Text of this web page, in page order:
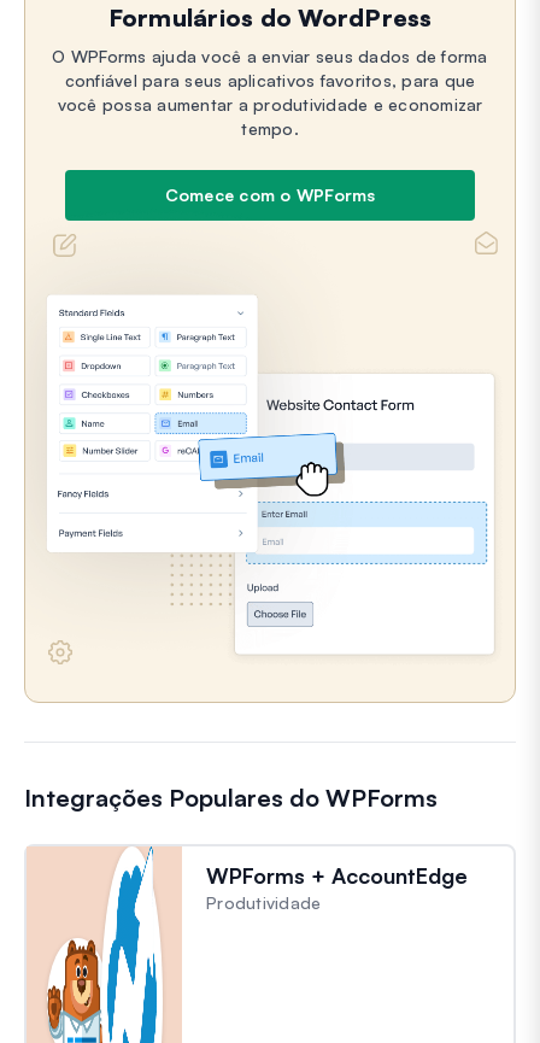
Formulários do WordPress
O WPForms ajuda você a enviar seus dados de forma
confiável para seus aplicativos favoritos, para que
você possa aumentar a produtividade e economizar
tempo.
Comece com o WPForms
Integrações Populares do WPForms
WPForms + AccountEdge
Produtividade